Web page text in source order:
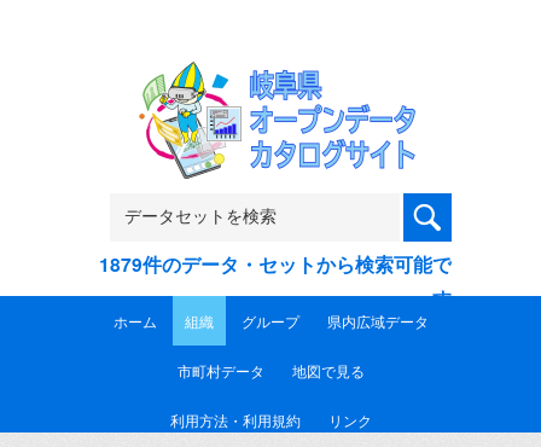
1879件のデータ・セットから検索可能で
す
ホーム 組織 グループ 県内広域データ
市町村データ 地図で見る
利用方法・利用規約 リンク